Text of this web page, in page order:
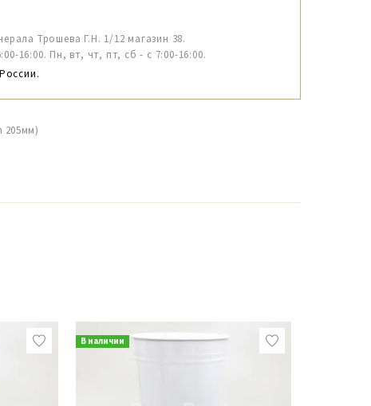
Трошева Г.Н. 1/12 магазин 38.
16:00. Пн, вт, чт, пт, сб - с 7:00-16:00.
205мм)
В наличии